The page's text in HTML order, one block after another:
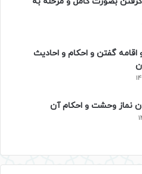
اقامه گفتن و احکام و احادیث
نماز وحشت و احکام آن